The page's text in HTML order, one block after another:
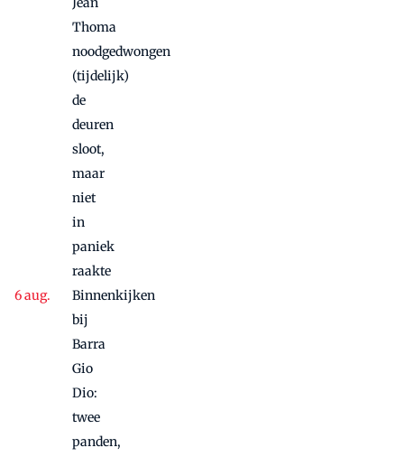
Thoma
noodgedwongen
(tijdelijk)
de
deuren
sloot,
maar
niet
in
paniek
raakte
Binnenkijken
bij
Barra
Gio
Dio:
twee
panden,